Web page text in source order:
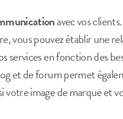
avec vos
vous pouvez établir une
services en fonction des
et de forum permet
votre image de marque et